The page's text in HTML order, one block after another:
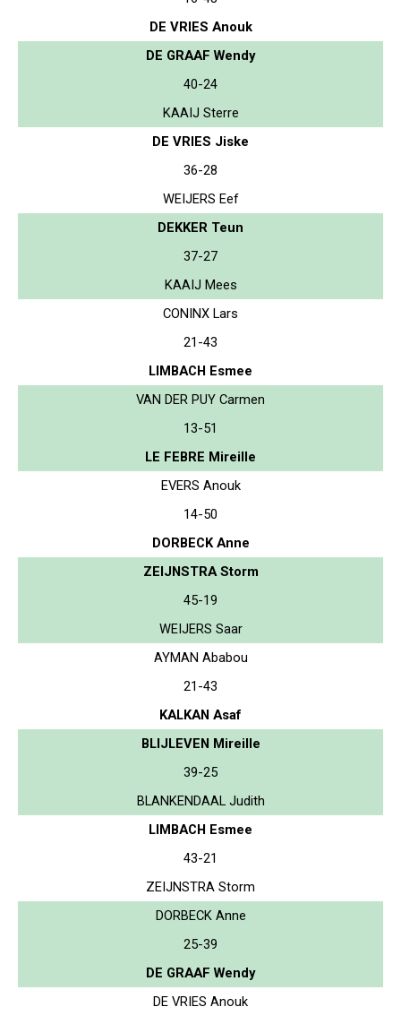
DE VRIES Anouk
DE GRAAF Wendy
40-24
KAAIJ Sterre
DE VRIES Jiske
36-28
WEIJERS Eef
DEKKER Teun
37-27
KAAIJ Mees
CONINX Lars
21-43
LIMBACH Esmee
VAN DER PUY Carmen
13-51
LE FEBRE Mireille
EVERS Anouk
14-50
DORBECK Anne
ZEIJNSTRA Storm
45-19
WEIJERS Saar
AYMAN Ababou
21-43
KALKAN Asaf
BLIJLEVEN Mireille
39-25
BLANKENDAAL Judith
LIMBACH Esmee
43-21
ZEIJNSTRA Storm
DORBECK Anne
25-39
DE GRAAF Wendy
DE VRIES Anouk